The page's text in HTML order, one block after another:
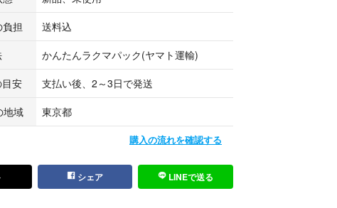
担
送料込
かんたんラクマパック(ヤマト運輸)
安
支払い後、2～3日で発送
地域
東京都
購入の流れを確認する
シェア LINEで送る